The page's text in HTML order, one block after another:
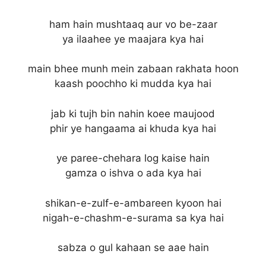
ham hain mushtaaq aur vo be-zaar
ya ilaahee ye maajara kya hai
main bhee munh mein zabaan rakhata hoon
kaash poochho ki mudda kya hai
jab ki tujh bin nahin koee maujood
phir ye hangaama ai khuda kya hai
ye paree-chehara log kaise hain
gamza o ishva o ada kya hai
shikan-e-zulf-e-ambareen kyoon hai
nigah-e-chashm-e-surama sa kya hai
sabza o gul kahaan se aae hain